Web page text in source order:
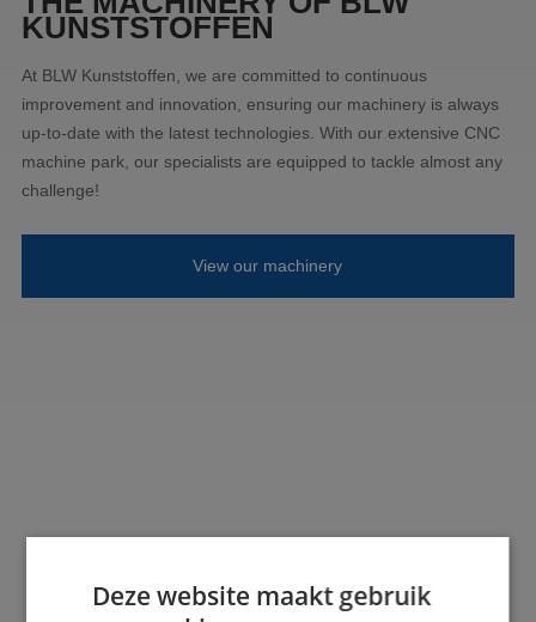
KUNSTSTOFFEN
At BLW Kunststoffen, we are committed to continuous
improvement and innovation, ensuring our machinery is always
up-to-date with the latest technologies. With our extensive CNC
machine park, our specialists are equipped to tackle almost any
challenge!
View our machinery
Deze website maakt gebruik